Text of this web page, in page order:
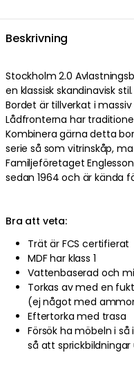
ENGLESSON
11 400 kr
ENGLESSON
11 200 kr
11 200 kr
ENGLESSON
11 200 kr
Beskrivning
Stockholm 2.0
en klassisk skandinavisk stil.
Bordet är tillverkat i
Lådfronterna har
Kombinera gärna detta
serie så som vitrinskåp,
Familjeföretaget
sedan 1964 och är kända
Bra att veta:
Trät är FCS certifierat
MDF har klass 1
Vattenbaserad och
Torkas av med en
(ej något med
Eftertorka med trasa
Försök ha möbeln i
så att sprickbildningar